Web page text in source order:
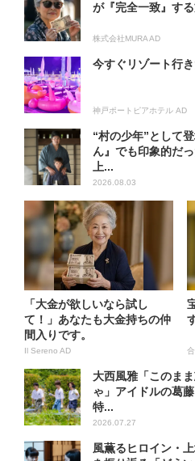
が『完全一致』す
株式会社MURA AD
今すぐリゾート行
神戸ポートピアホテル AD
“村の少年”として
ん』でも印象的だ
上...
2026.08.03
「大金が欲しいなら試し
て！」あなたも大金持ちの仲
間入りです。
Il Sereno AD
大西風雅「このま
ゃ」アイドルの葛
特...
2026.07.27
風薫るヒロイン・